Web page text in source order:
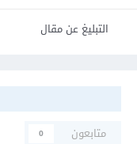
التبليغ عن مقال
متابعون
0